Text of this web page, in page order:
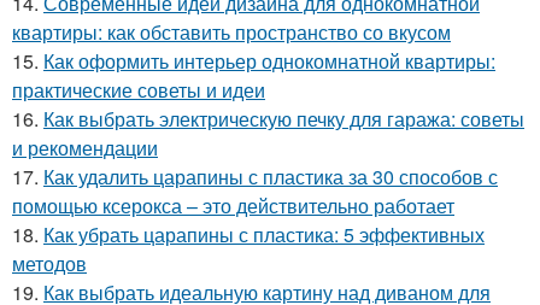
квартиры: как обставить пространство со вкусом
15. Как оформить интерьер однокомнатной квартиры:
практические советы и идеи
16. Как выбрать электрическую печку для гаража: советы
и рекомендации
17. Как удалить царапины с пластика за 30 способов с
помощью ксерокса – это действительно работает
18. Как убрать царапины с пластика: 5 эффективных
методов
19. Как выбрать идеальную картину над диваном для